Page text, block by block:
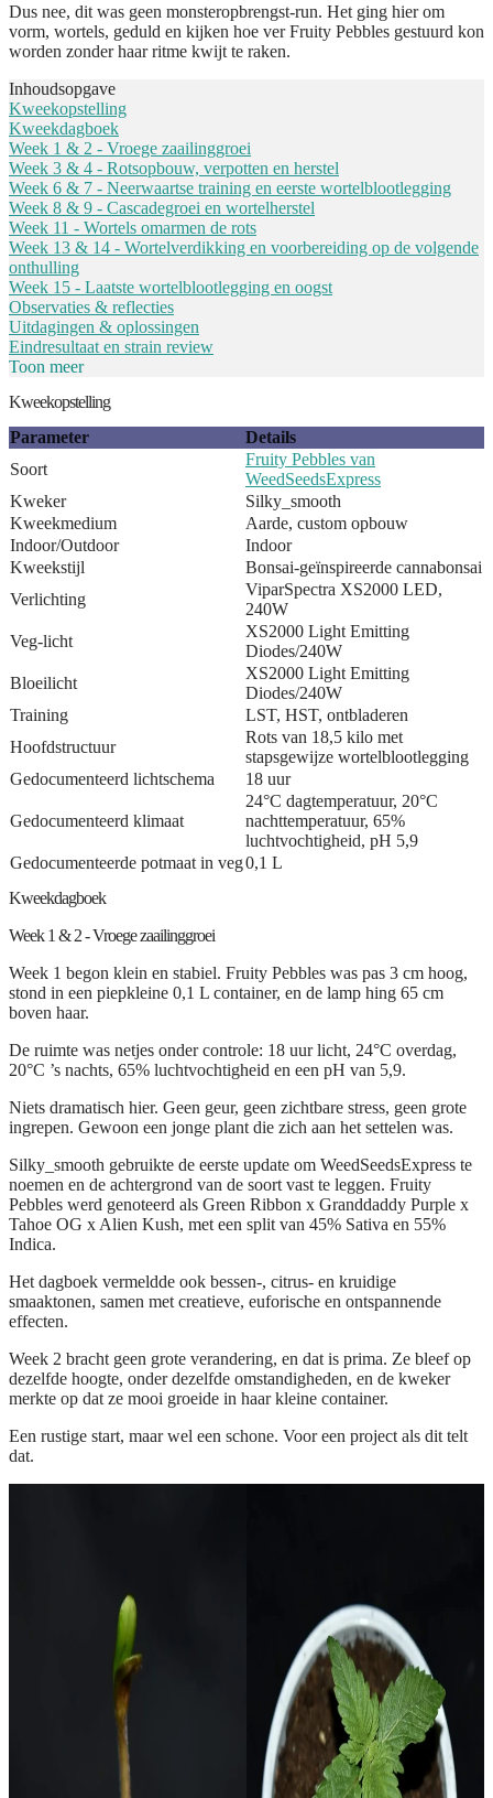
Dus nee, dit was geen monsteropbrengst-run. Het ging hier om
vorm, wortels, geduld en kijken hoe ver Fruity Pebbles gestuurd kon
worden zonder haar ritme kwijt te raken.
Inhoudsopgave
Kweekopstelling
Kweekdagboek
Week 1 & 2 - Vroege zaailinggroei
Week 3 & 4 - Rotsopbouw, verpotten en herstel
Week 6 & 7 - Neerwaartse training en eerste wortelblootlegging
Week 8 & 9 - Cascadegroei en wortelherstel
Week 11 - Wortels omarmen de rots
Week 13 & 14 - Wortelverdikking en voorbereiding op de volgende
onthulling
Week 15 - Laatste wortelblootlegging en oogst
Observaties & reflecties
Uitdagingen & oplossingen
Eindresultaat en strain review
Toon meer
Kweekopstelling
Parameter
Details
Soort
Fruity Pebbles van
WeedSeedsExpress
Kweker
Silky_smooth
Kweekmedium
Aarde, custom opbouw
Indoor/Outdoor
Indoor
Kweekstijl
Bonsai-geïnspireerde cannabonsai
Verlichting
ViparSpectra XS2000 LED,
240W
Veg-licht
XS2000 Light Emitting
Diodes/240W
Bloeilicht
XS2000 Light Emitting
Diodes/240W
Training
LST, HST, ontbladeren
Hoofdstructuur
Rots van 18,5 kilo met
stapsgewijze wortelblootlegging
Gedocumenteerd lichtschema
18 uur
Gedocumenteerd klimaat
24°C dagtemperatuur, 20°C
nachttemperatuur, 65%
luchtvochtigheid, pH 5,9
Gedocumenteerde potmaat in veg0,1 L
Kweekdagboek
Week 1 & 2 - Vroege zaailinggroei
Week 1 begon klein en stabiel. Fruity Pebbles was pas 3 cm hoog,
stond in een piepkleine 0,1 L container, en de lamp hing 65 cm
boven haar.
De ruimte was netjes onder controle: 18 uur licht, 24°C overdag,
20°C ’s nachts, 65% luchtvochtigheid en een pH van 5,9.
Niets dramatisch hier. Geen geur, geen zichtbare stress, geen grote
ingrepen. Gewoon een jonge plant die zich aan het settelen was.
Silky_smooth gebruikte de eerste update om WeedSeedsExpress te
noemen en de achtergrond van de soort vast te leggen. Fruity
Pebbles werd genoteerd als Green Ribbon x Granddaddy Purple x
Tahoe OG x Alien Kush, met een split van 45% Sativa en 55%
Indica.
Het dagboek vermeldde ook bessen-, citrus- en kruidige
smaaktonen, samen met creatieve, euforische en ontspannende
effecten.
Week 2 bracht geen grote verandering, en dat is prima. Ze bleef op
dezelfde hoogte, onder dezelfde omstandigheden, en de kweker
merkte op dat ze mooi groeide in haar kleine container.
Een rustige start, maar wel een schone. Voor een project als dit telt
dat.